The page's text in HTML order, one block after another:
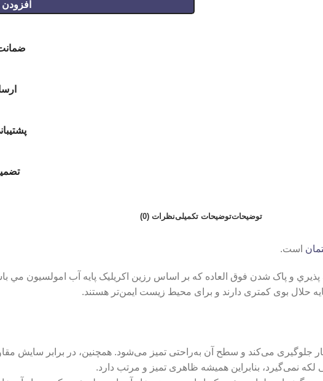
توضیحاتتوضیحات تکمیلینظرات (0)
است.
و پاک شدن فوق العاده كه بر اساس رزين اکریلیک پايه آب امولسیون مي
حلال بوی کمتری دارند و برای محیط زیست ایمن‌تر هستند.
جلوگیری می‌کند و سطح آن به‌راحتی تمیز می‌شود. همچنین، در برابر سایش
لکه نمی‌گیرد، بنابراین همیشه ظاهری تمیز و مرتب دارد.